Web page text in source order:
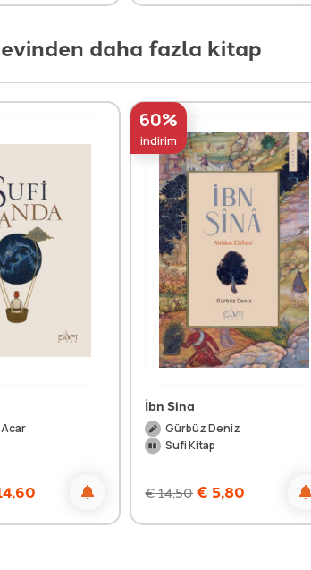
daha fazla kitap
60%
indirim
İbn Sina
Gürbüz Deniz
Sufi Kitap
€14,50 € 5,80